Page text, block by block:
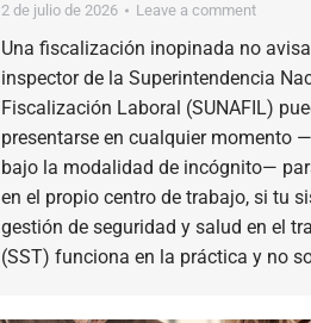
2 de julio de 2026
Leave a comment
Una fiscalización inopinada no
inspector de la Superintendencia
Fiscalización Laboral (SUNAFIL)
presentarse en cualquier momento
bajo la modalidad de incógnito—
en el propio centro de trabajo, si tu
gestión de seguridad y salud en el
(SST) funciona en la práctica y no